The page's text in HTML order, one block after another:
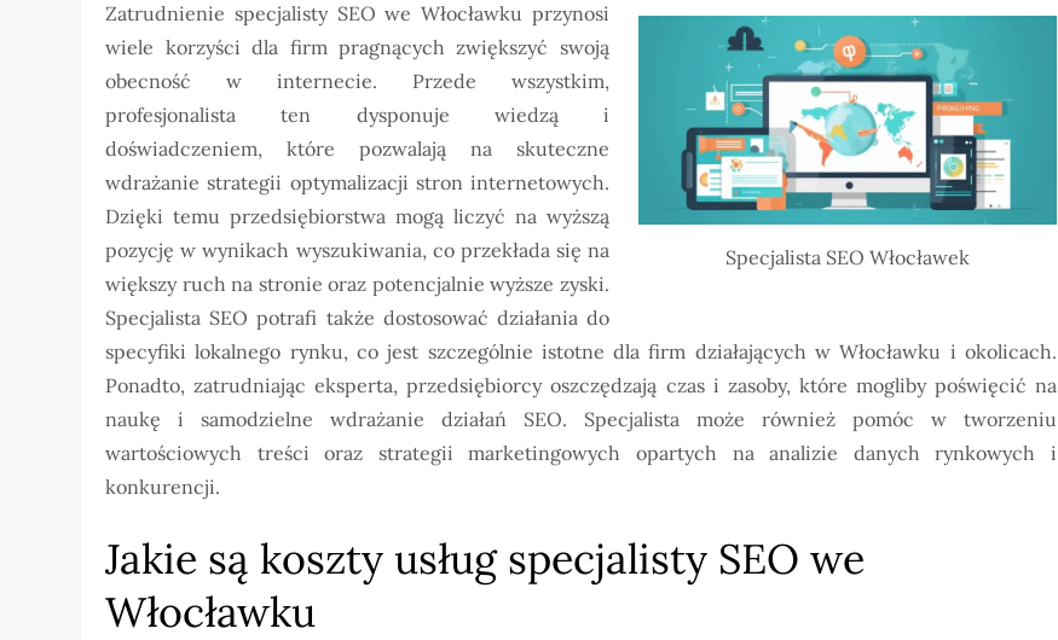
Specjalista SEO Włocławek
Zatrudnienie specjalisty SEO we Włocławku przynosi
wiele korzyści dla firm pragnących zwiększyć swoją
obecność w internecie. Przede wszystkim,
profesjonalista ten dysponuje wiedzą i
doświadczeniem, które pozwalają na skuteczne
wdrażanie strategii optymalizacji stron internetowych.
Dzięki temu przedsiębiorstwa mogą liczyć na wyższą
pozycję w wynikach wyszukiwania, co przekłada się na
większy ruch na stronie oraz potencjalnie wyższe zyski.
Specjalista SEO potrafi także dostosować działania do
specyfiki lokalnego rynku, co jest szczególnie istotne dla firm działających w Włocławku i okolicach.
Ponadto, zatrudniając eksperta, przedsiębiorcy oszczędzają czas i zasoby, które mogliby poświęcić na
naukę i samodzielne wdrażanie działań SEO. Specjalista może również pomóc w tworzeniu
wartościowych treści oraz strategii marketingowych opartych na analizie danych rynkowych i
konkurencji.
Jakie są koszty usług specjalisty SEO we
Włocławku